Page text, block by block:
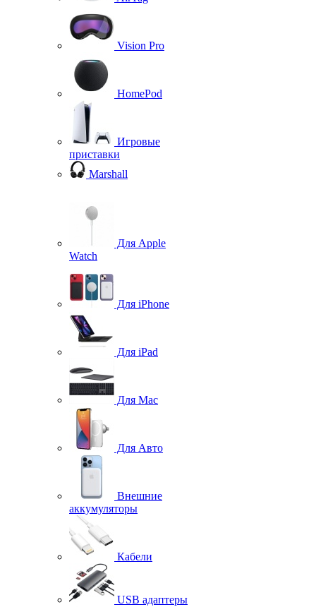
Vision Pro
HomePod
Игровые
приставки
Marshall
Для Apple
Watch
Для iPhone
Для iPad
Для Mac
Для Авто
Внешние
аккумуляторы
Кабели
USB адаптеры